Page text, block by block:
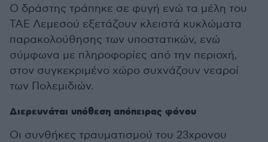
Ο δράστης τράπηκε σε φυγή ενώ τα μέλη του
ΤΑΕ Λεμεσού εξετάζουν κλειστά κυκλώματα
παρακολούθησης των υποστατικών, ενώ
σύμφωνα με πληροφορίες από την περιοχή,
στον συγκεκριμένο χώρο συχνάζουν νεαροί
των Πολεμιδιών.
Διερευνάται υπόθεση απόπειρας φόνου
Οι συνθήκες τραυματισμού του 23χρονου